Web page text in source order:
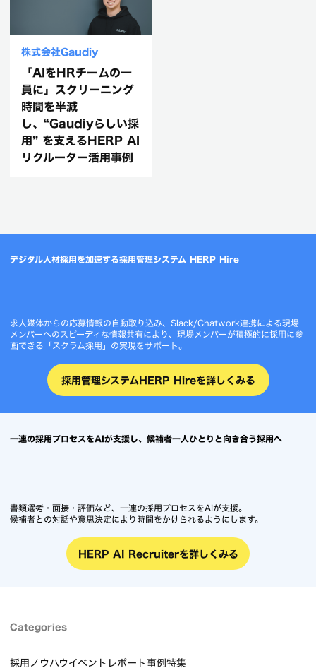
株式会社Gaudiy
「AIをHRチームの一
員に」スクリーニング
時間を半減
し、“Gaudiyらしい採
用” を支えるHERP AI
リクルーター活用事例
デジタル人材採用を加速する採用管理システム HERP Hire
求人媒体からの応募情報の自動取り込み、Slack/Chatwork連携による現場
メンバーへのスピーディな情報共有により、現場メンバーが積極的に採用に参
画できる「スクラム採用」の実現をサポート。
採用管理システムHERP Hireを詳しくみる
一連の採用プロセスをAIが支援し、候補者一人ひとりと向き合う採用へ
書類選考・面接・評価など、一連の採用プロセスをAIが支援。
候補者との対話や意思決定により時間をかけられるようにします。
HERP AI Recruiterを詳しくみる
Categories
採用ノウハウイベントレポート事例特集